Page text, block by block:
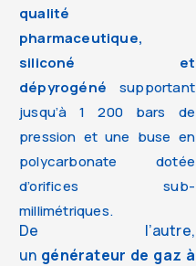
qualité
pharmaceutique,
siliconé et
dépyrogéné supportant
jusqu’à 1 200 bars de
pression et une buse en
polycarbonate dotée
d’orifices sub-
millimétriques.
De l’autre,
un générateur de gaz à